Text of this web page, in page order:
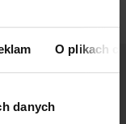
O plikach
danych